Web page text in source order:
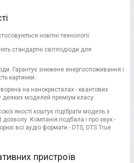
новітні технології:
стандартні світлодіоди для
Гарантує знижене енергоспоживання і
картинки.
на нанокристалах - квантових
деяких моделей преміум класу.
якості коштує підібрати модель з
Компанія подбала і про звук -
всі аудіо формати - DTS, DTS True
пристроїв